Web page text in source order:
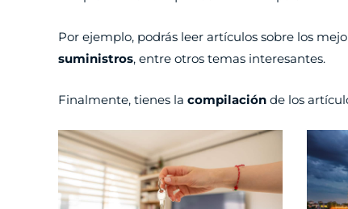
Por ejemplo, podrás leer artículos sobre los
suministros, entre otros temas interesantes.
Finalmente, tienes la compilación de los